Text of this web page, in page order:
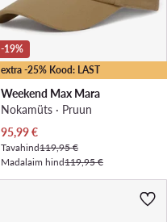
extra -25% Kood: LAST
-19%
Weekend Max Mara
Nokamüts · Pruun
Praegune hind
95,99€
Tavahind119,95 €
Madalaim hind119,95 €